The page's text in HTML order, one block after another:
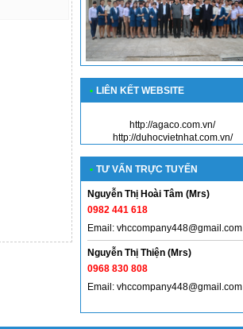
• LIÊN KẾT WEBSITE
http://agaco.com.vn/
http://duhocvietnhat.com.vn/
• TƯ VẤN TRỰC TUYẾN
Nguyễn Thị Hoài Tâm (Mrs)
0982 441 618
Email: vhccompany448@gmail.com
Nguyễn Thị Thiện (Mrs)
0968 830 808
Email: vhccompany448@gmail.com